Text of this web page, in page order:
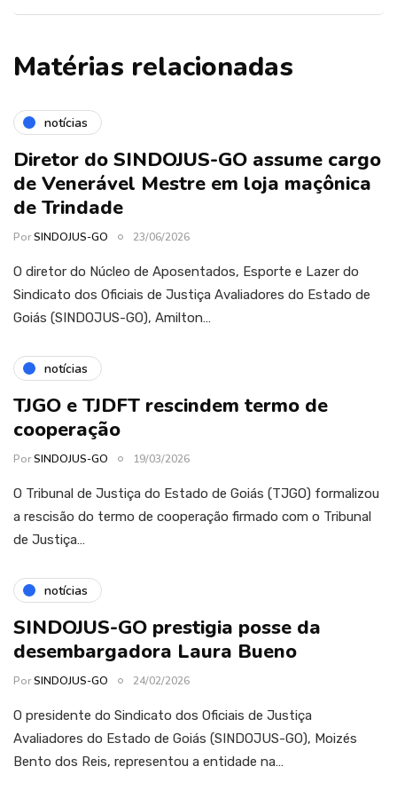
Matérias relacionadas
notícias
Diretor do SINDOJUS-GO assume cargo
de Venerável Mestre em loja maçônica
de Trindade
PorSINDOJUS-GO 23/06/2026
O diretor do Núcleo de Aposentados, Esporte e Lazer do
Sindicato dos Oficiais de Justiça Avaliadores do Estado de
Goiás (SINDOJUS-GO), Amilton…
notícias
TJGO e TJDFT rescindem termo de
cooperação
PorSINDOJUS-GO 19/03/2026
O Tribunal de Justiça do Estado de Goiás (TJGO) formalizou
a rescisão do termo de cooperação firmado com o Tribunal
de Justiça…
notícias
SINDOJUS-GO prestigia posse da
desembargadora Laura Bueno
PorSINDOJUS-GO 24/02/2026
O presidente do Sindicato dos Oficiais de Justiça
Avaliadores do Estado de Goiás (SINDOJUS-GO), Moizés
Bento dos Reis, representou a entidade na…